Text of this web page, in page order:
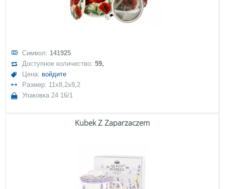
Символ: 141925
Доступное количество:59,
Цена: войдите
Размер: 11x8,2x8,2
Упаковка 24 16/1
Kubek Z Zaparzaczem